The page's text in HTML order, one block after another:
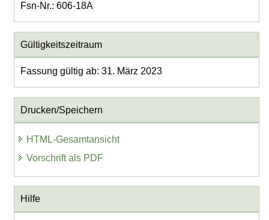
Fsn-Nr.: 606-18A
Gültigkeitszeitraum
Fassung gültig ab: 31. März 2023
Drucken/Speichern
HTML-Gesamtansicht
Vorschrift als PDF
Hilfe